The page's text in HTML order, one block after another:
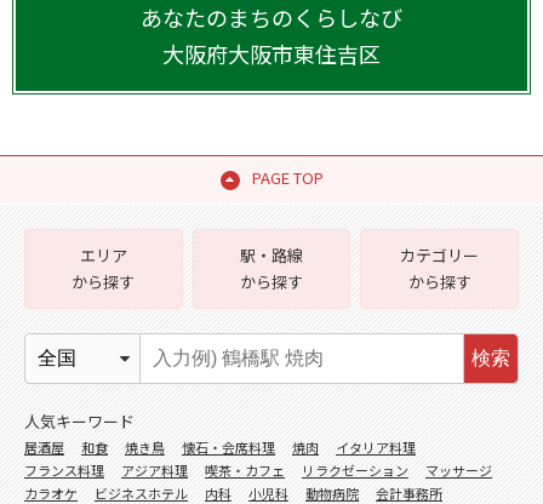
あなたのまちのくらしなび
大阪府大阪市東住吉区
PAGE TOP
エリア
から探す
駅・路線
から探す
カテゴリー
から探す
検索
人気キーワード
居酒屋 和食 焼き鳥 懐石・会席料理 焼肉
イタリア料理
フランス料理
アジア料理 喫茶・カフェ リラクゼーション
マッサージ
カラオケ
ビジネスホテル 内科 小児科 動物病院
会計事務所